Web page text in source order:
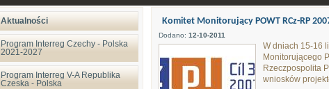
Aktualności
Program Interreg Czechy - Polska
2021-2027
Program Interreg V-A Republika
Czeska - Polska
Komitet Monitorujący POWT RCz-RP
Dodano: 12-10-2011
W dniach 15-16
Monitorującego
Rzeczpospolita
wniosków